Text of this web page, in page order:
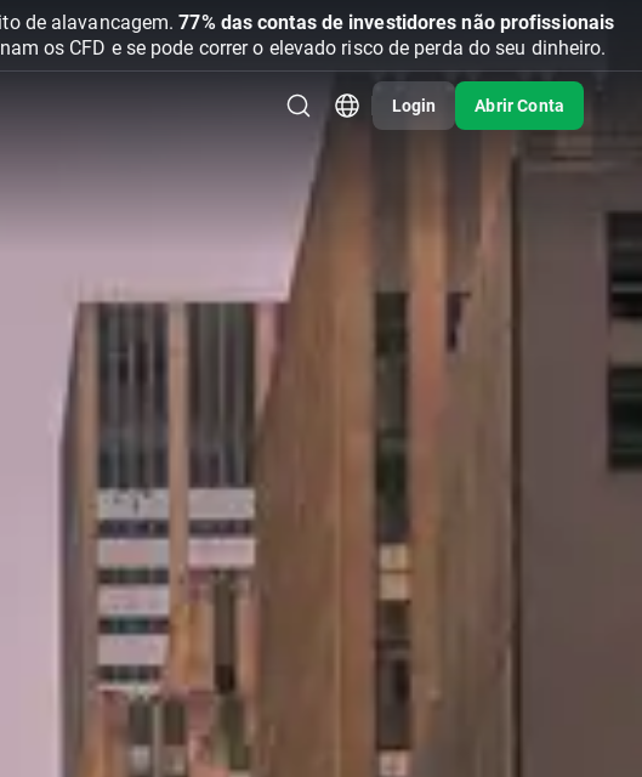
de alavancagem.77% das contas de investidores não profissionais
os CFD e se pode correr o elevado risco de perda do seu dinheiro.
Login Abrir Conta